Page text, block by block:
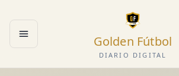
Abrir menú Golden Fútbol
DIARIO DIGITAL